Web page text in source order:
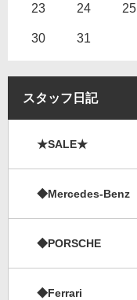
23 24 25
30 31
スタッフ日記
★SALE★
◆Mercedes-Benz
◆PORSCHE
◆Ferrari